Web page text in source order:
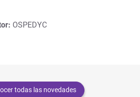
OSPEDYC
todas las novedades